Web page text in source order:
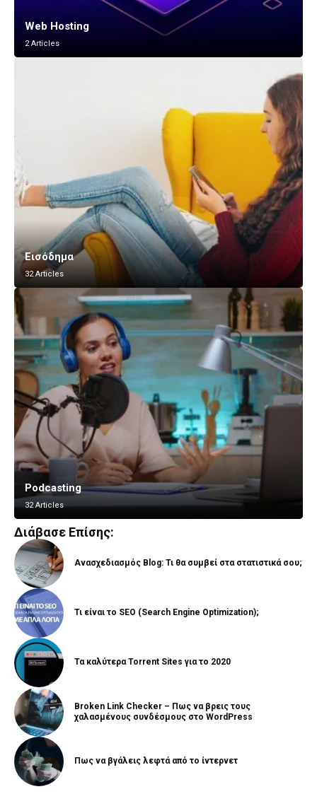
Web Hosting
2 Articles
Εισόδημα
32 Articles
Podcasting
32 Articles
Vlogging
8 Articles
Διάβασε Επίσης:
Ανασχεδιασμός Blog: Τι θα συμβεί στα στατιστικά σου;
Τι είναι το SEO (Search Engine Optimization);
Τα καλύτερα Torrent Sites για το 2020
Broken Link Checker – Πως να βρεις τους
χαλασμένους συνδέσμους στο WordPress
Πως να βγάλεις λεφτά από το ίντερνετ